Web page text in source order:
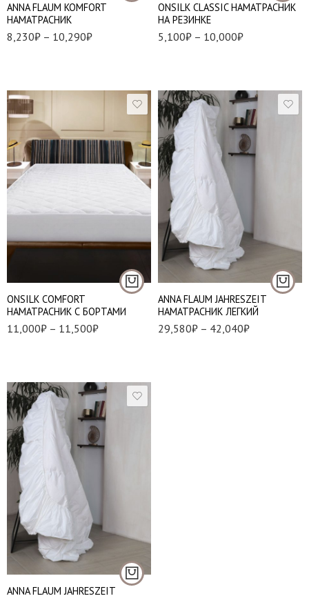
ANNA FLAUM KOMFORT
НАМАТРАСНИК
8,230₽ – 10,290₽
ONSILK CLASSIC НАМАТРАСНИК
НА РЕЗИНКЕ
5,100₽ – 10,000₽
ONSILK COMFORT
НАМАТРАСНИК С БОРТАМИ
11,000₽ – 11,500₽
160*200 см
ANNA FLAUM JAHRESZEIT
НАМАТРАСНИК ЛЕГКИЙ
29,580₽ – 42,040₽
140*200 см.
160*200 см.
180*200 см.
200*200 см.
ANNA FLAUM JAHRESZEIT
140*200 см.
160*200 см.
180*200 см.
200*200 см.